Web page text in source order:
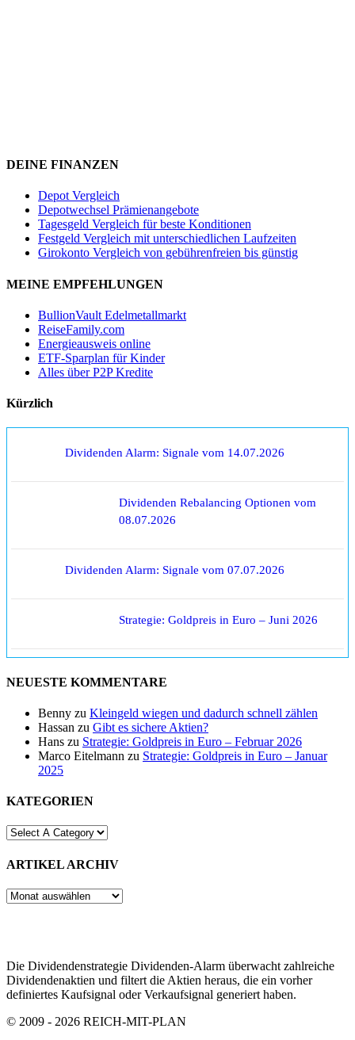
DEINE FINANZEN
Depot Vergleich
Depotwechsel Prämienangebote
Tagesgeld Vergleich für beste Konditionen
Festgeld Vergleich mit unterschiedlichen Laufzeiten
Girokonto Vergleich von gebührenfreien bis günstig
MEINE EMPFEHLUNGEN
BullionVault Edelmetallmarkt
ReiseFamily.com
Energieausweis online
ETF-Sparplan für Kinder
Alles über P2P Kredite
Kürzlich
Dividenden Alarm: Signale vom 14.07.2026
Dividenden Rebalancing Optionen vom
08.07.2026
Dividenden Alarm: Signale vom 07.07.2026
Strategie: Goldpreis in Euro – Juni 2026
NEUESTE KOMMENTARE
Benny zu Kleingeld wiegen und dadurch schnell zählen
Hassan zu Gibt es sichere Aktien?
Hans zu Strategie: Goldpreis in Euro – Februar 2026
Marco Eitelmann zu Strategie: Goldpreis in Euro – Januar
2025
KATEGORIEN
ARTIKEL ARCHIV
ARTIKEL
Die Dividendenstrategie Dividenden-Alarm überwacht zahlreiche
Dividendenaktien und filtert die Aktien heraus, die ein vorher
definiertes Kaufsignal oder Verkaufsignal generiert haben.
© 2009 - 2026 REICH-MIT-PLAN